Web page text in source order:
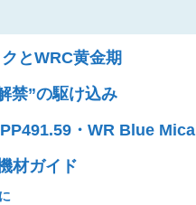
とWRC黄金期
禁”の駆け込み
・WR Blue Mica
材ガイド